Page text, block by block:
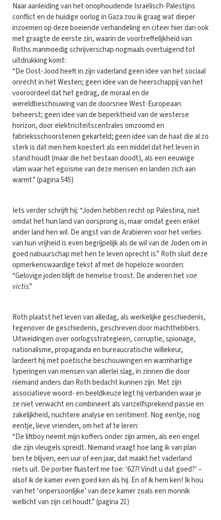
Naar aanleiding van het onophoudende Israëlisch-Palestijns
conflict en de huidige oorlog in Gaza zou ik graag wat dieper
inzoemen op deze boeiende verhandeling en citeer hier dan ook
met graagte de eerste zin, waarin de voortreffelijkheid van
Roths manmoedig schrijverschap nogmaals overtuigend tot
uitdrukking komt:
“De Oost-Jood heeft in zijn vaderland geen idee van het sociaal
onrecht in het Westen; geen idee van de heerschappij van het
vooroordeel dat het gedrag, de moraal en de
wereldbeschouwing van de doorsnee West-Europeaan
beheerst; geen idee van de beperktheid van de westerse
horizon, door elektriciteitscentrales omzoomd en
fabrieksschoorstenen gekarteld; geen idee van de haat die al zo
sterk is dat men hem koestert als een middel dat het leven in
stand houdt (maar die het bestaan doodt), als een eeuwige
vlam waar het egoïsme van deze mensen en landen zich aan
warmt.” (pagina 545)
Iets verder schrijft hij: “Joden hebben recht op Palestina, niet
omdat het hun land van oorsprong is, maar omdat geen enkel
ander land hen wil. De angst van de Arabieren voor het verlies
van hun vrijheid is even begrijpelijk als de wil van de Joden om in
goed nabuurschap met hen te leven oprecht is.” Roth sluit deze
opmerkenswaardige tekst af met de hopeloze woorden:
“Gelovige joden blijft de hemelse troost. De anderen het vae
victis.”
Roth plaatst het leven van alledag, als werkelijke geschiedenis,
tegenover de geschiedenis, geschreven door machthebbers.
Uitweidingen over oorlogsstrategieën, corruptie, spionage,
nationalisme, propaganda en bureaucratische willekeur,
lardeert hij met poëtische beschouwingen en warmhartige
typeringen van mensen van allerlei slag, in zinnen die door
niemand anders dan Roth bedacht kunnen zijn. Met zijn
associatieve woord- en beeldkeuze legt hij verbanden waar je
ze niet verwacht en combineert als vanzelfsprekend passie en
zakelijkheid, nuchtere analyse en sentiment. Nog eentje, nog
eentje, lieve vrienden, om het af te leren:
“De liftboy neemt mijn koffers onder zijn armen, als een engel
die zijn vleugels spreidt. Niemand vraagt hoe lang ik van plan
ben te blijven, een uur of een jaar, dat maakt het vaderland
niets uit. De portier fluistert me toe: ‘627! Vindt u dat goed?’ –
alsof ik de kamer even goed ken als hij. En of ik hem ken! Ik hou
van het ‘onpersoonlijke’ van deze kamer zoals een monnik
wellicht van zijn cel houdt.” (pagina 21)